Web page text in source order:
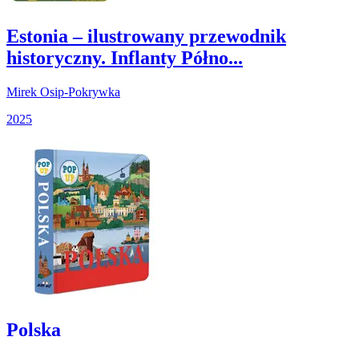
Estonia – ilustrowany przewodnik
historyczny. Inflanty Półno...
Mirek Osip-Pokrywka
2025
Polska